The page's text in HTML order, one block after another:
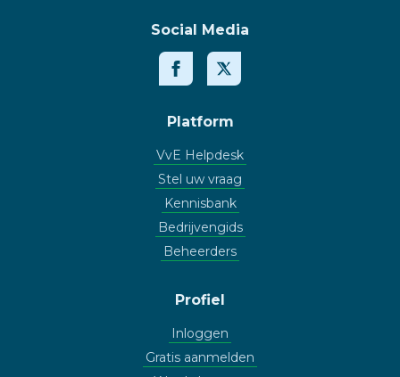
Social Media
Platform
VvE Helpdesk
Stel uw vraag
Kennisbank
Bedrijvengids
Beheerders
Profiel
Inloggen
Gratis aanmelden